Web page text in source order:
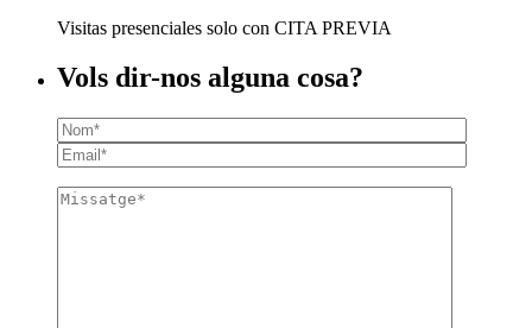
Visitas presenciales solo con CITA PREVIA
Vols dir-nos alguna cosa?